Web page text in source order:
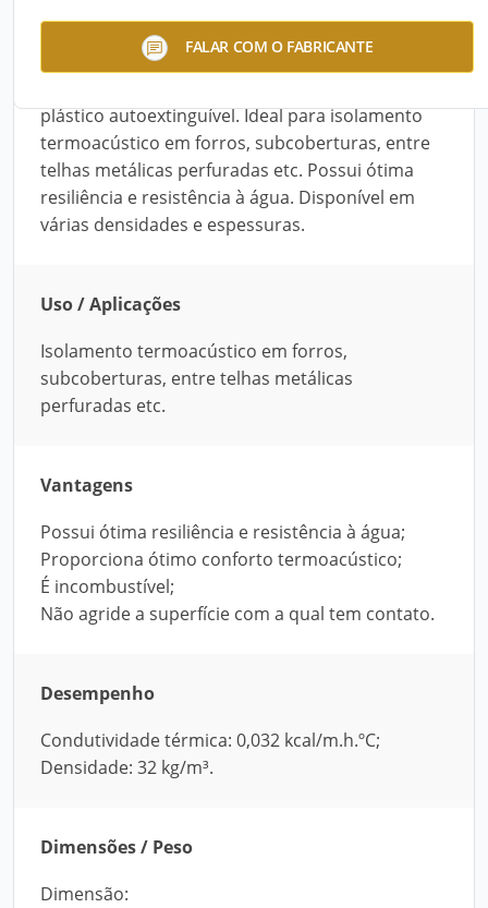
FALAR COM O FABRICANTE
A Lã de Rocha Ensacada em PPA Preto ou
Branco, da Isopur, é disponibilizada em rolo ou
plástico autoextinguível. Ideal para isolamento
termoacústico em forros, subcoberturas, entre
telhas metálicas perfuradas etc. Possui ótima
resiliência e resistência à água. Disponível em
várias densidades e espessuras.
Uso / Aplicações
Isolamento termoacústico em forros,
subcoberturas, entre telhas metálicas
perfuradas etc.
Vantagens
Possui ótima resiliência e resistência à água;
Proporciona ótimo conforto termoacústico;
É incombustível;
Não agride a superfície com a qual tem contato.
Desempenho
Condutividade térmica: 0,032 kcal/m.h.ºC;
Densidade: 32 kg/m³.
Dimensões / Peso
Dimensão: